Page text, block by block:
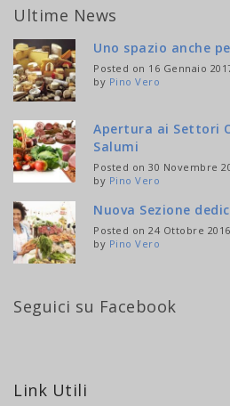
Ultime News
Uno spazio anche
Posted on 16 Gennaio
by Pino Vero
Apertura ai Settori
Salumi
Posted on 30 Novembre
by Pino Vero
Nuova Sezione
Posted on 24 Ottobre 2016
by Pino Vero
Seguici su Facebook
Link Utili